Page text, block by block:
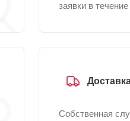
заявки в
Собственная